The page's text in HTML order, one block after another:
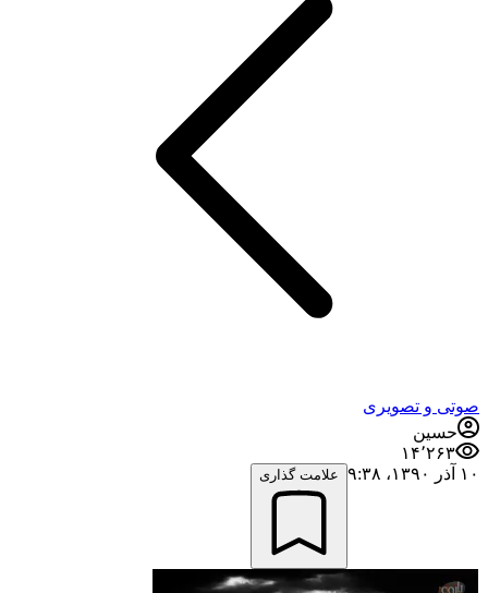
صوتی و تصویری
حسین
۱۴٬۲۶۳
۱۰ آذر ۱۳۹۰،‏ ۹:۳۸
علامت گذاری